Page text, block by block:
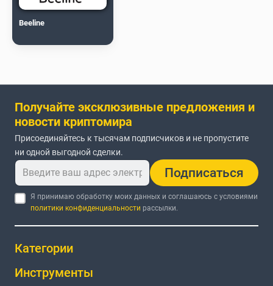
Beeline
Получайте эксклюзивные предложения и
новости криптомира
Присоединяйтесь к тысячам подписчиков и не пропустите
ни одной выгодной сделки.
Подписаться
Я принимаю обработку моих данных и соглашаюсь с условиями
политики конфиденциальности рассылки.
Категории
Инструменты